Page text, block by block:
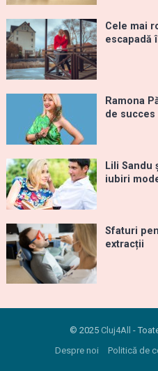
Cele mai
escapadă
Ramona
de succes
Lili Sandu
iubiri
Sfaturi
extracții
© 2025Cluj4All -
Despre noi
Politică de